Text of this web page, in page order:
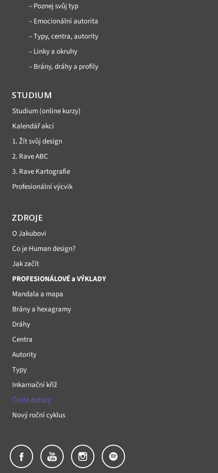
– Poznej svůj typ
– Emocionální autorita
– Typy, centra, autority
– Linky a okruhy
– Brány, dráhy a profily
STUDIUM
Studium (online kurzy)
Kalendář akcí
1. Žít svůj design
2. Rave ABC
3. Rave Kartografie
Profesionální výcvik
ZDROJE
O Jakubovi
Co je Human design?
Jak začít
PROFESIONÁLOVÉ a VÝKLADY
Mandala a mapa
Brány a hexagramy
Dráhy
Centra
Autority
Typy
Inkarnační kříž
Časté dotazy
Nový roční cyklus